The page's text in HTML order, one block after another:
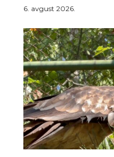
6. avgust 2026.